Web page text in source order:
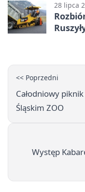
28 lipca
<< Poprzedni
Całodniowy
Śląskim ZOO
Występ